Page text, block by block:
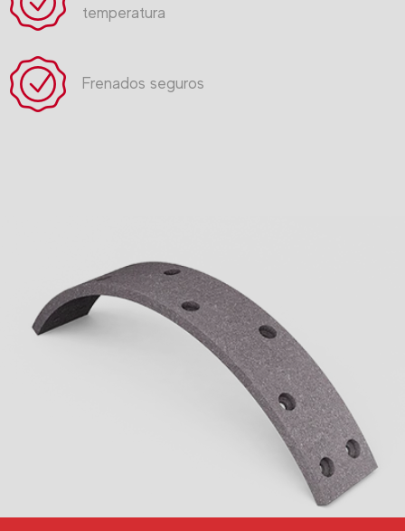
temperatura
Frenados seguros